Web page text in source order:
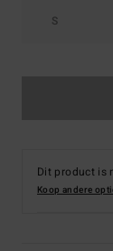
S
Dit product is
Koop andere